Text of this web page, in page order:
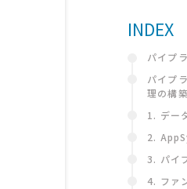
INDEX
パイプ
パイプ
理の構築
1. デー
2.
3. パイ
4. ファ